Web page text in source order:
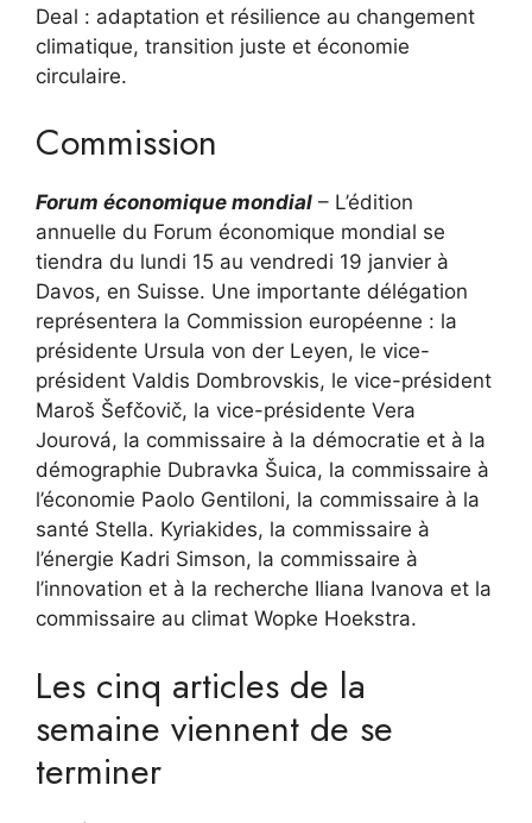
Deal : adaptation et résilience au changement
climatique, transition juste et économie
circulaire.
Commission
Forum économique mondial – L’édition
annuelle du Forum économique mondial se
tiendra du lundi 15 au vendredi 19 janvier à
Davos, en Suisse. Une importante délégation
représentera la Commission européenne : la
présidente Ursula von der Leyen, le vice-
président Valdis Dombrovskis, le vice-président
Maroš Šefčovič, la vice-présidente Vera
Jourová, la commissaire à la démocratie et à la
démographie Dubravka Šuica, la commissaire à
l’économie Paolo Gentiloni, la commissaire à la
santé Stella. Kyriakides, la commissaire à
l’énergie Kadri Simson, la commissaire à
l’innovation et à la recherche Iliana Ivanova et la
commissaire au climat Wopke Hoekstra.
Les cinq articles de la
semaine viennent de se
terminer